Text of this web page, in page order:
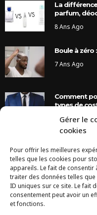
Gérer le
cookies
Pour offrir les meilleures
telles que les cookies pour
appareils. Le fait de
traiter des données telles
ID uniques sur ce site. Le fait
consentement peut avoir un
et fonctions.
La
parfum,
8 Ans Ago
Boule à
7 Ans Ago
Comment
types de
8 Ans Ago
INSTAGRAM
Configuration error or